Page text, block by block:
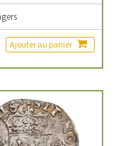
Ajouter au panier